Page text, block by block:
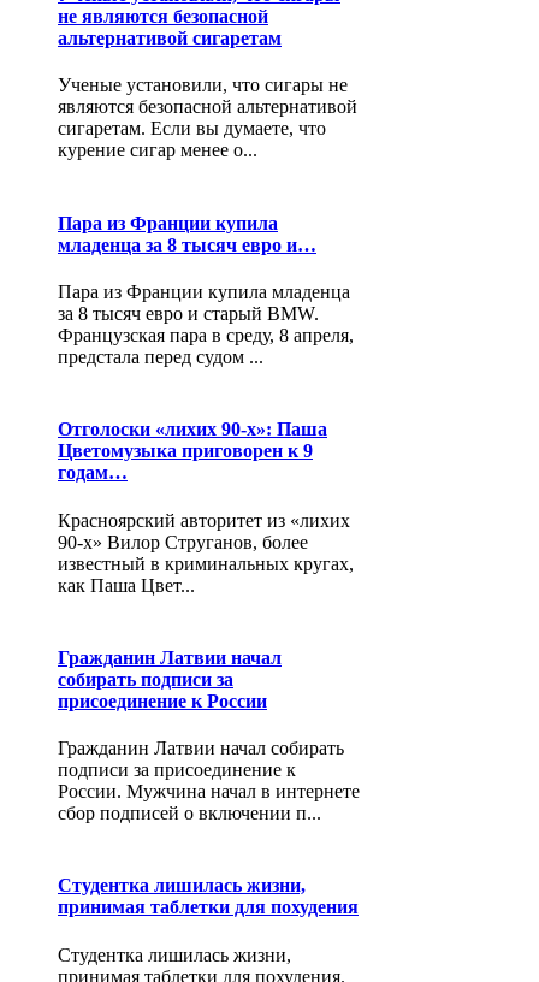
не являются безопасной
альтернативой сигаретам
Ученые установили, что сигары не
являются безопасной альтернативой
сигаретам. Если вы думаете, что
курение сигар менее о...
Пара из Франции купила
младенца за 8 тысяч евро и…
Пара из Франции купила младенца
за 8 тысяч евро и старый BMW.
Французская пара в среду, 8 апреля,
предстала перед судом ...
Отголоски «лихих 90-х»: Паша
Цветомузыка приговорен к 9
годам…
Красноярский авторитет из «лихих
90-х» Вилор Струганов, более
известный в криминальных кругах,
как Паша Цвет...
Гражданин Латвии начал
собирать подписи за
присоединение к России
Гражданин Латвии начал собирать
подписи за присоединение к
России. Мужчина начал в интернете
сбор подписей о включении п...
Студентка лишилась жизни,
принимая таблетки для похудения
Студентка лишилась жизни,
принимая таблетки для похудения.